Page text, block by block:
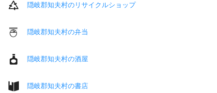
隠岐郡知夫村のリサイクルショップ
隠岐郡知夫村の弁当
隠岐郡知夫村の酒屋
隠岐郡知夫村の書店